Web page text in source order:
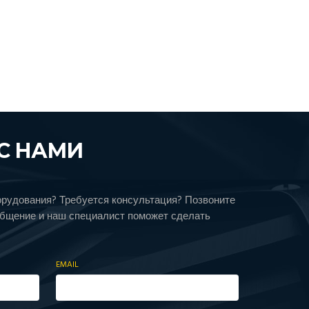
НАМИ
Требуется консультация? Позвоните
и наш специалист поможет сделать
EMAIL